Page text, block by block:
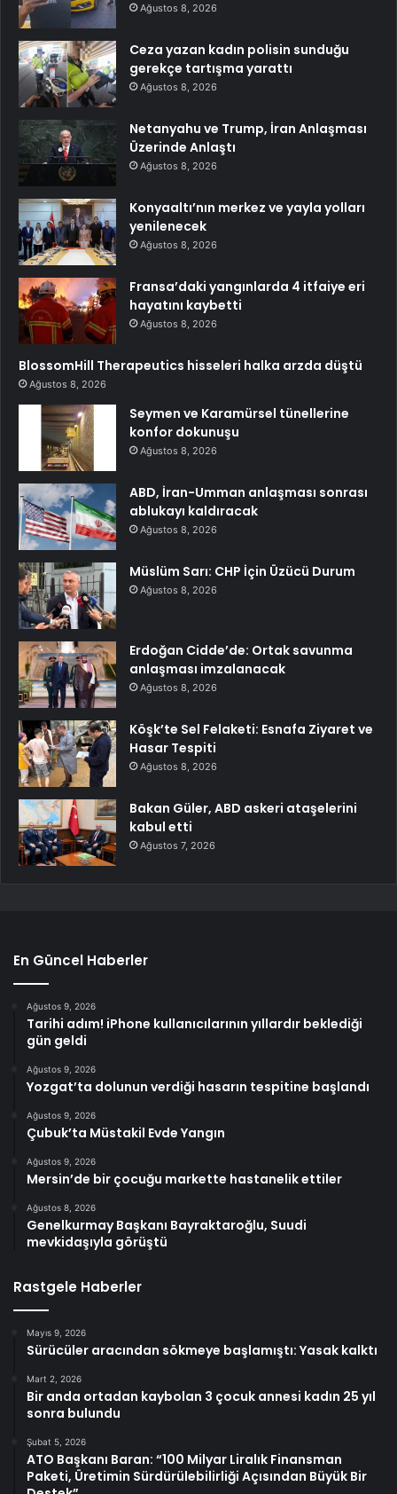
Ağustos 8, 2026
Ceza yazan kadın polisin sunduğu
gerekçe tartışma yarattı
Ağustos 8, 2026
Netanyahu ve Trump, İran Anlaşması
Üzerinde Anlaştı
Ağustos 8, 2026
Konyaaltı’nın merkez ve yayla yolları
yenilenecek
Ağustos 8, 2026
Fransa’daki yangınlarda 4 itfaiye eri
hayatını kaybetti
Ağustos 8, 2026
BlossomHill Therapeutics hisseleri halka arzda düştü
Ağustos 8, 2026
Seymen ve Karamürsel tünellerine
konfor dokunuşu
Ağustos 8, 2026
ABD, İran-Umman anlaşması sonrası
ablukayı kaldıracak
Ağustos 8, 2026
Müslüm Sarı: CHP İçin Üzücü Durum
Ağustos 8, 2026
Erdoğan Cidde’de: Ortak savunma
anlaşması imzalanacak
Ağustos 8, 2026
Köşk’te Sel Felaketi: Esnafa Ziyaret ve
Hasar Tespiti
Ağustos 8, 2026
Bakan Güler, ABD askeri ataşelerini
kabul etti
Ağustos 7, 2026
En Güncel Haberler
Ağustos 9, 2026
Tarihi adım! iPhone kullanıcılarının yıllardır beklediği
gün geldi
Ağustos 9, 2026
Yozgat’ta dolunun verdiği hasarın tespitine başlandı
Ağustos 9, 2026
Çubuk’ta Müstakil Evde Yangın
Ağustos 9, 2026
Mersin’de bir çocuğu markette hastanelik ettiler
Ağustos 8, 2026
Genelkurmay Başkanı Bayraktaroğlu, Suudi
mevkidaşıyla görüştü
Rastgele Haberler
Mayıs 9, 2026
Sürücüler aracından sökmeye başlamıştı: Yasak kalktı
Mart 2, 2026
Bir anda ortadan kaybolan 3 çocuk annesi kadın 25 yıl
sonra bulundu
Şubat 5, 2026
ATO Başkanı Baran: “100 Milyar Liralık Finansman
Paketi, Üretimin Sürdürülebilirliği Açısından Büyük Bir